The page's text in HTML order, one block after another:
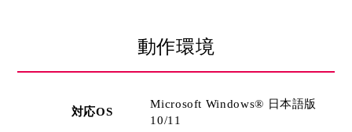
動作環境
対応OS
Microsoft Windows® 日本語版
10/11